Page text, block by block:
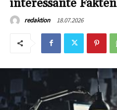
interessante Fakten
redaktion 18.07.2026